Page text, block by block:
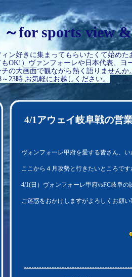
sports view &
ン好きに集まってもらいたくて始めた
もOK!）ヴァンフォーレや日本代表、ヨ
の大画面で観ながら熱く語りませんか
23時 お気軽にお越しください。
4/1アウェイ岐阜戦の営
ヴォンフォーレ甲府を愛する皆さん、
ここから４月攻勢と行きたいところです
4/1(日）ヴォンフォーレ甲府vsFC岐阜の
ご迷惑をおかけしますがよろしくお願い